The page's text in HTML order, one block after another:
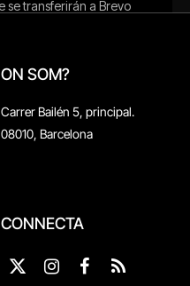
ON SOM?
Carrer Bailén 5, principal.
08010, Barcelona
CONNECTA
X
InstagramFacebook
RSS